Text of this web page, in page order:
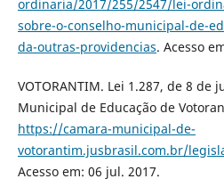
ordinaria/2017/255/2547/lei-
sobre-o-conselho-municipal-de-
da-outras-providencias. Acesso
VOTORANTIM. Lei 1.287, de 8 de
Municipal de Educação de
https://camara-municipal-de-
votorantim.jusbrasil.com.br/
Acesso em: 06 jul. 2017.